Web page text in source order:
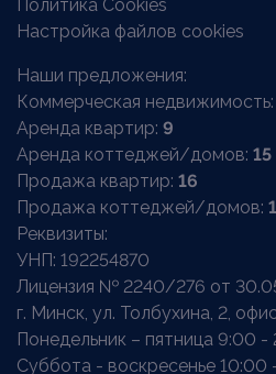
Политика Cookies
Настройка файлов cookies
Наши предложения:
Коммерческая недвижимость:
Аренда квартир: 9
Аренда коттеджей/домов: 15
Продажа квартир: 16
Продажа коттеджей/домов:
Реквизиты:
УНП: 192254870
Лицензия № 2240/276 от
г. Минск, ул. Толбухина, 2,
Понедельник – пятница 9:00 -
Суббота - воскресенье 10:00